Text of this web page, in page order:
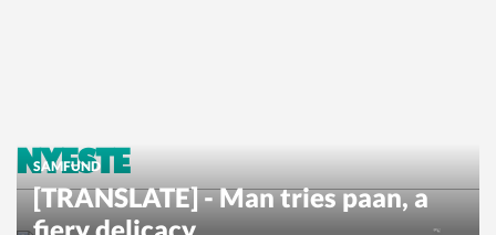
NYESTE
SAMFUND
[TRANSLATE] - Man tries paan, a
fiery delicacy